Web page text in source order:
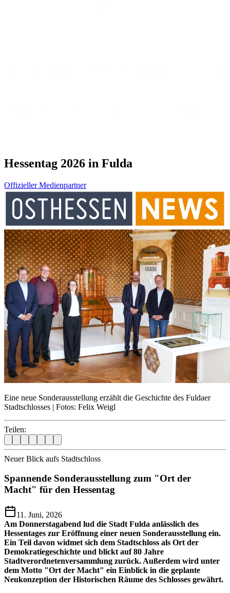
Hessentag 2026 in Fulda
Offizieller Medienpartner
Eine neue Sonderausstellung erzählt die Geschichte des Fuldaer
Stadtschlosses | Fotos: Felix Weigl
Teilen:
Neuer Blick aufs Stadtschloss
Spannende Sonderausstellung zum "Ort der
Macht" für den Hessentag
11. Juni, 2026
Am Donnerstagabend lud die Stadt Fulda anlässlich des
Hessentages zur Eröffnung einer neuen Sonderausstellung ein.
Ein Teil davon widmet sich dem Stadtschloss als Ort der
Demokratiegeschichte und blickt auf 80 Jahre
Stadtverordnetenversammlung zurück. Außerdem wird unter
dem Motto "Ort der Macht" ein Einblick in die geplante
Neukonzeption der Historischen Räume des Schlosses gewährt.